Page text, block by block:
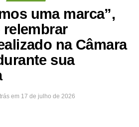
uma marca”,
relembrar
na Câmara
sua
em 17 de julho de 2026